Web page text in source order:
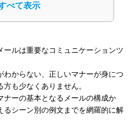
社名・部署名・役職・
拶・名乗り）：本題の
ルか簡潔に伝える
旨・詳細）：結論を先
分かりやすくまとめる
べて表示
ールは重要なコミュニケーションツ
わからない、正しいマナーが身につ
も少なくありません。
ナーの基本となるメールの構成か
るシーン別の例文までを網羅的に解